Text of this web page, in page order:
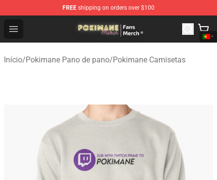
FREE shipping on orders over $100
Open menu
Pokimane Store - Official Pokimane Merchandise Shop
Início/Pokimane Pano de pano/Pokimane Camisetas